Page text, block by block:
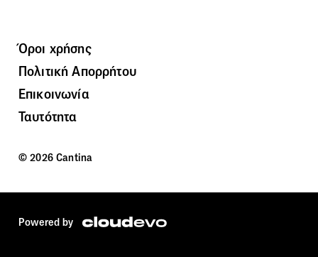
Όροι χρήσης
Πολιτική Απορρήτου
Επικοινωνία
Ταυτότητα
© 2026 Cantina
Powered by